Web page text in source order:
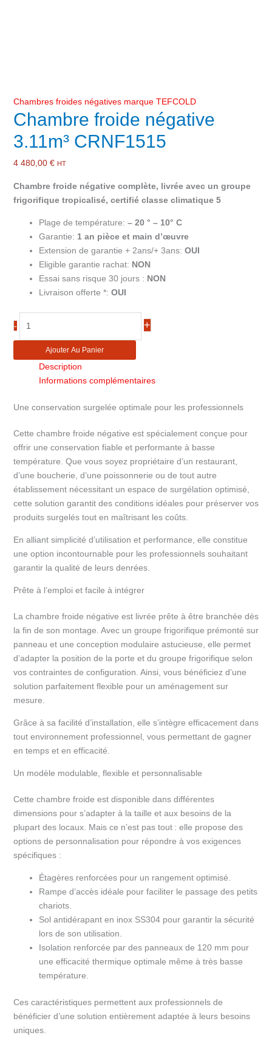
Chambres froides négatives marque TEFCOLD
Chambre froide négative
3.11m³ CRNF1515
4 480,00 € HT
Chambre froide négative complète, livrée avec un groupe
frigorifique tropicalisé, certifié classe climatique 5
Plage de température: – 20 ° – 10° C
Garantie: 1 an pièce et main d’œuvre
Extension de garantie + 2ans/+ 3ans: OUI
Eligible garantie rachat: NON
Essai sans risque 30 jours : NON
Livraison offerte *: OUI
-
Chambre
froide
CRNF1515
+
Ajouter Au Panier
Description
Informations complémentaires
Une conservation surgelée optimale pour les professionnels
Cette chambre froide négative est spécialement conçue pour
offrir une conservation fiable et performante à basse
température. Que vous soyez propriétaire d’un restaurant,
d’une boucherie, d’une poissonnerie ou de tout autre
établissement nécessitant un espace de surgélation optimisé,
cette solution garantit des conditions idéales pour préserver vos
produits surgelés tout en maîtrisant les coûts.
En alliant simplicité d’utilisation et performance, elle constitue
une option incontournable pour les professionnels souhaitant
garantir la qualité de leurs denrées.
Prête à l’emploi et facile à intégrer
La chambre froide négative est livrée prête à être branchée dès
la fin de son montage. Avec un groupe frigorifique prémonté sur
panneau et une conception modulaire astucieuse, elle permet
d’adapter la position de la porte et du groupe frigorifique selon
vos contraintes de configuration. Ainsi, vous bénéficiez d’une
solution parfaitement flexible pour un aménagement sur
mesure.
Grâce à sa facilité d’installation, elle s’intègre efficacement dans
tout environnement professionnel, vous permettant de gagner
en temps et en efficacité.
Un modèle modulable, flexible et personnalisable
Cette chambre froide est disponible dans différentes
dimensions pour s’adapter à la taille et aux besoins de la
plupart des locaux. Mais ce n’est pas tout : elle propose des
options de personnalisation pour répondre à vos exigences
spécifiques :
Étagères renforcées pour un rangement optimisé.
Rampe d’accès idéale pour faciliter le passage des petits
chariots.
Sol antidérapant en inox SS304 pour garantir la sécurité
lors de son utilisation.
Isolation renforcée par des panneaux de 120 mm pour
une efficacité thermique optimale même à très basse
température.
Ces caractéristiques permettent aux professionnels de
bénéficier d’une solution entièrement adaptée à leurs besoins
uniques.